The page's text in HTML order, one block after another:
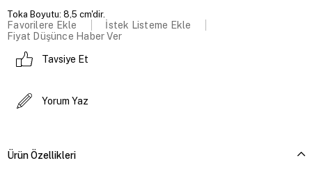
Toka Boyutu: 8,5 cm'dir.
Favorilere Ekle
İstek Listeme Ekle
Fiyat Düşünce Haber Ver
Tavsiye Et
Yorum Yaz
Ürün Özellikleri